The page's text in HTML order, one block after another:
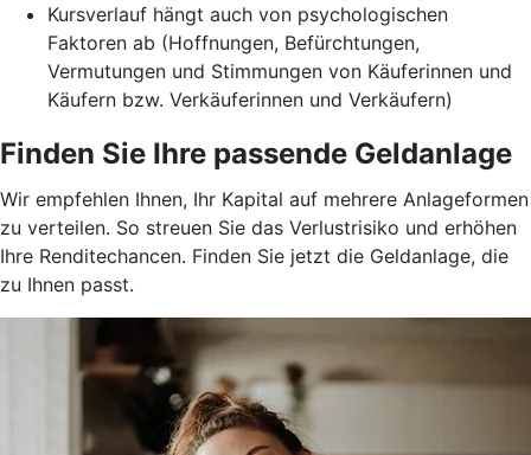
Kursverlauf hängt auch von psychologischen
Faktoren ab (Hoffnungen, Befürchtungen,
Vermutungen und Stimmungen von Käuferinnen und
Käufern bzw. Verkäuferinnen und Verkäufern)
Finden Sie Ihre passende Geldanlage
Wir empfehlen Ihnen, Ihr Kapital auf mehrere Anlageformen
zu verteilen. So streuen Sie das Verlustrisiko und erhöhen
Ihre Renditechancen. Finden Sie jetzt die Geldanlage, die
zu Ihnen passt.